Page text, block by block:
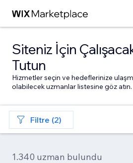
Siteniz İçin
Tutun
Hizmetler seçin ve hedeflerinize
olabilecek uzmanlar listesine göz atın.
Filtre (2)
1.340 uzman bulundu